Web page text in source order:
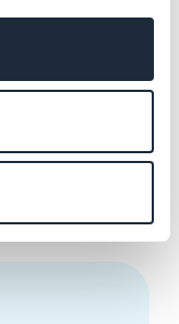
o endereço de